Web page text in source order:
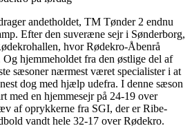
andetholdet, TM Tønder 2 endnu
Efter den suveræne sejr i Sønderborg,
hvor Rødekro-Åbenrå
Og hjemmeholdet fra den østlige del af
sæsoner nærmest været specialister i at
dog med hjælp udefra. I denne sæson
med en hjemmesejr på 24-19 over
af oprykkerne fra SGI, der er Ribe-
vandt hele 32-17 over Rødekro.